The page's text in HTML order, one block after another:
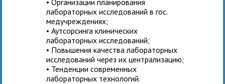
лабораторных исследований в гос.
медучреждениях;
• Аутсорсинга клинических
лабораторных исследований;
• Повышения качества лабораторных
исследований через их централизацию;
• Тенденции современных
лабораторных технологий.